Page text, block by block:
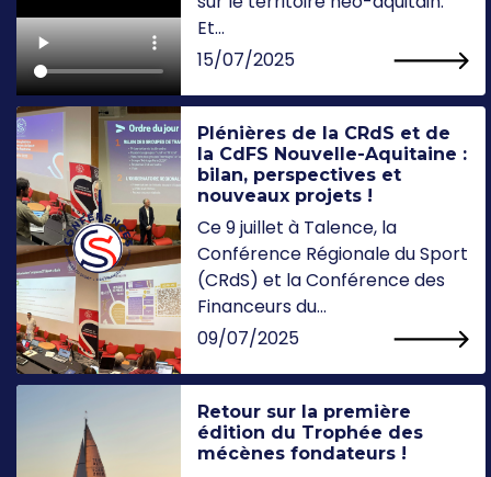
Et...
15/07/2025
Plénières de la CRdS et de
la CdFS Nouvelle-Aquitaine :
bilan, perspectives et
nouveaux projets !
Ce 9 juillet à Talence, la
Conférence Régionale du Sport
(CRdS) et la Conférence des
Financeurs du...
09/07/2025
Retour sur la première
édition du Trophée des
mécènes fondateurs !